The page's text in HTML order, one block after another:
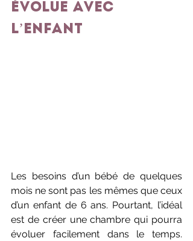
évolue avec
l’enfant
Les besoins d’un bébé de quelques
mois ne sont pas les mêmes que ceux
d’un enfant de 6 ans. Pourtant, l’idéal
est de créer une chambre qui pourra
évoluer facilement dans le temps.